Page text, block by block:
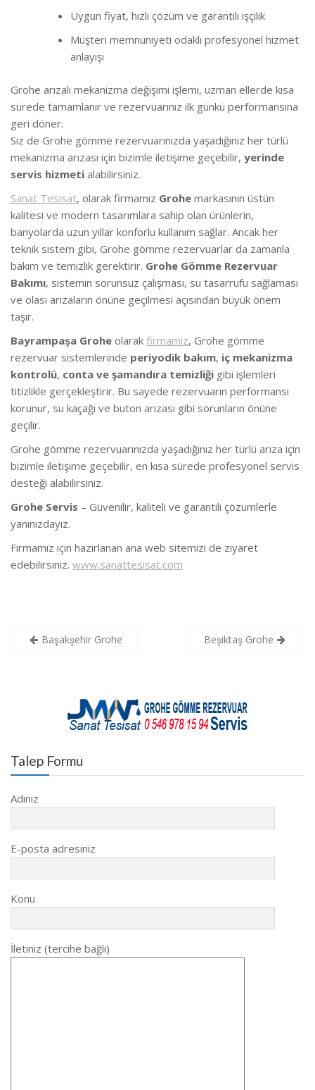
Uygun fiyat, hızlı çözüm ve garantili işçilik
Müşteri memnuniyeti odaklı profesyonel hizmet
anlayışı
Grohe arızalı mekanizma değişimi işlemi, uzman ellerde kısa
sürede tamamlanır ve rezervuarınız ilk günkü performansına
geri döner.
Siz de Grohe gömme rezervuarınızda yaşadığınız her türlü
mekanizma arızası için bizimle iletişime geçebilir, yerinde
servis hizmeti alabilirsiniz.
Sanat Tesisat, olarak firmamız Grohe markasının üstün
kalitesi ve modern tasarımlara sahip olan ürünlerin,
banyolarda uzun yıllar konforlu kullanım sağlar. Ancak her
teknik sistem gibi, Grohe gömme rezervuarlar da zamanla
bakım ve temizlik gerektirir. Grohe Gömme Rezervuar
Bakımı, sistemin sorunsuz çalışması, su tasarrufu sağlaması
ve olası arızaların önüne geçilmesi açısından büyük önem
taşır.
Bayrampaşa Grohe olarak firmamız, Grohe gömme
rezervuar sistemlerinde periyodik bakım, iç mekanizma
kontrolü, conta ve şamandıra temizliği gibi işlemleri
titizlikle gerçekleştirir. Bu sayede rezervuarın performansı
korunur, su kaçağı ve buton arızası gibi sorunların önüne
geçilir.
Grohe gömme rezervuarınızda yaşadığınız her türlü arıza için
bizimle iletişime geçebilir, en kısa sürede profesyonel servis
desteği alabilirsiniz.
Grohe Servis – Güvenilir, kaliteli ve garantili çözümlerle
yanınızdayız.
Firmamız için hazırlanan ana web sitemizi de ziyaret
edebilirsiniz. www.sanattesisat.com
YazıBaşakşehir Grohe Beşiktaş Grohe
Talep Formu
Adınız
E-posta adresiniz
Konu
İletiniz (tercihe bağlı)